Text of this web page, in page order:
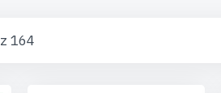
z 164